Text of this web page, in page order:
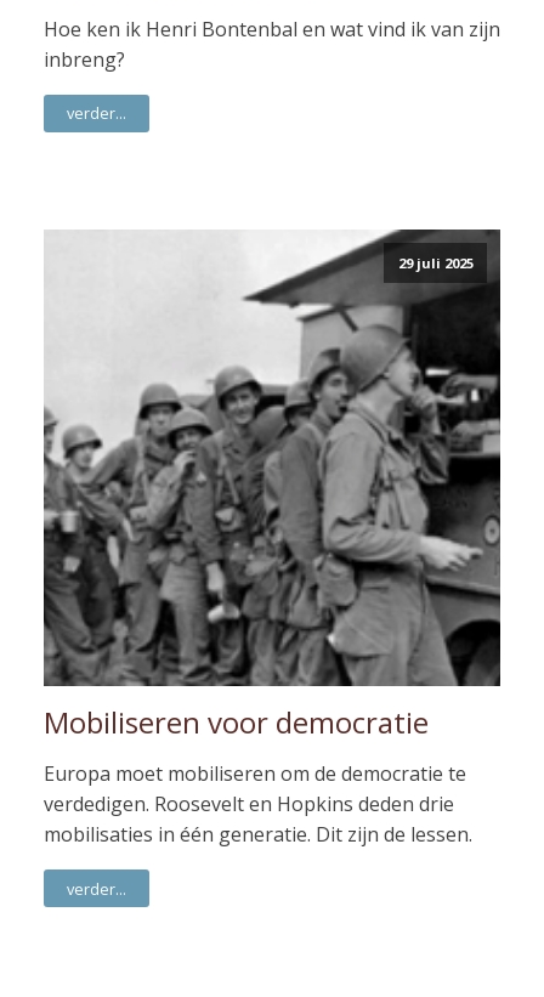
Hoe ken ik Henri Bontenbal en wat vind ik van zijn
inbreng?
verder...
29 juli 2025
Mobiliseren voor democratie
Europa moet mobiliseren om de democratie te
verdedigen. Roosevelt en Hopkins deden drie
mobilisaties in één generatie. Dit zijn de lessen.
verder...